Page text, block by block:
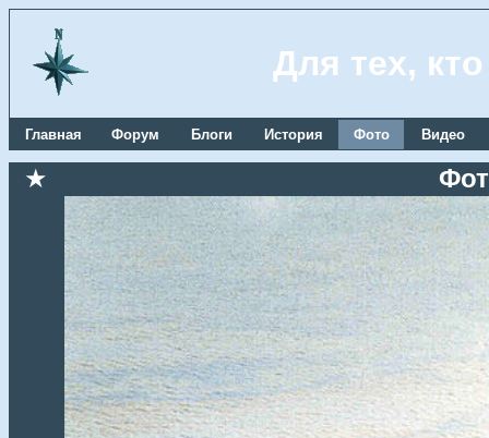
Для тех,
Главная Форум Блоги История Фото Видео
★